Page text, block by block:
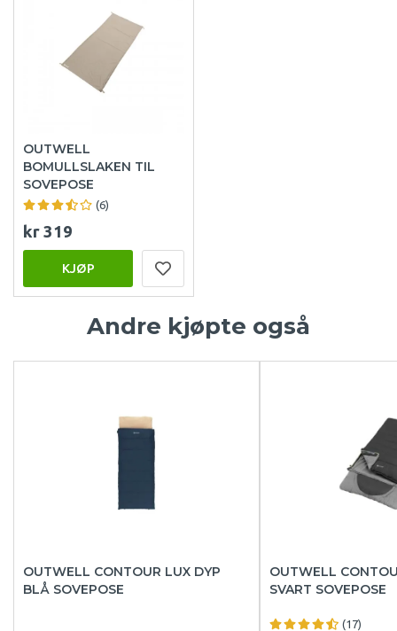
OUTWELL
BOMULLSLAKEN TIL
SOVEPOSE
(6)
kr 319
KJØP
Andre kjøpte også
OUTWELL CONTOUR LUX DYP
BLÅ SOVEPOSE
OUTWELL
SVART SOVEPOSE
(17)